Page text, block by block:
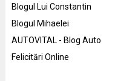
Blogul Lui Constantin
Blogul Mihaelei
AUTOVITAL - Blog Auto
Felicitări Online